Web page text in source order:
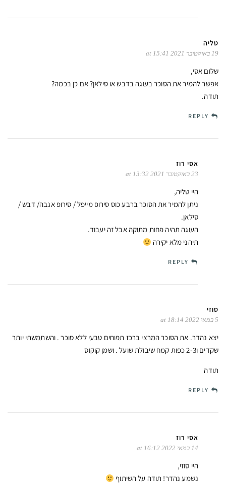
טליה
19 באוקטובר 2021 at 15:41
שלום אסי,
אפשר להמיר את הסוכר בעוגה בדבש או סילאן? אם כן בכמה?
תודה.
REPLY
אסי רוז
23 באוקטובר 2021 at 13:32
היי טליה,
ניתן להמיר את הסוכר ברבע כוס סירופ מייפל / סירופ אגבה/ דבש /
סילאן.
העוגה תהיה פחות מתוקה אבל זה יעבוד.
תיהני מלא יקירה
REPLY
סוזי
5 במאי 2022 at 18:14
יצא נהדר. את הסוכר המרצי ברכז תפוחים טבעי ללא סוכר . והשתמשתי יותר
שקדים ו2-3 כפות קמח שיבולת שועל . ושמן קוקוס
תודה
REPLY
אסי רוז
14 במאי 2022 at 16:12
היי סוזי,
נשמע נהדר! תודה על השיתוף